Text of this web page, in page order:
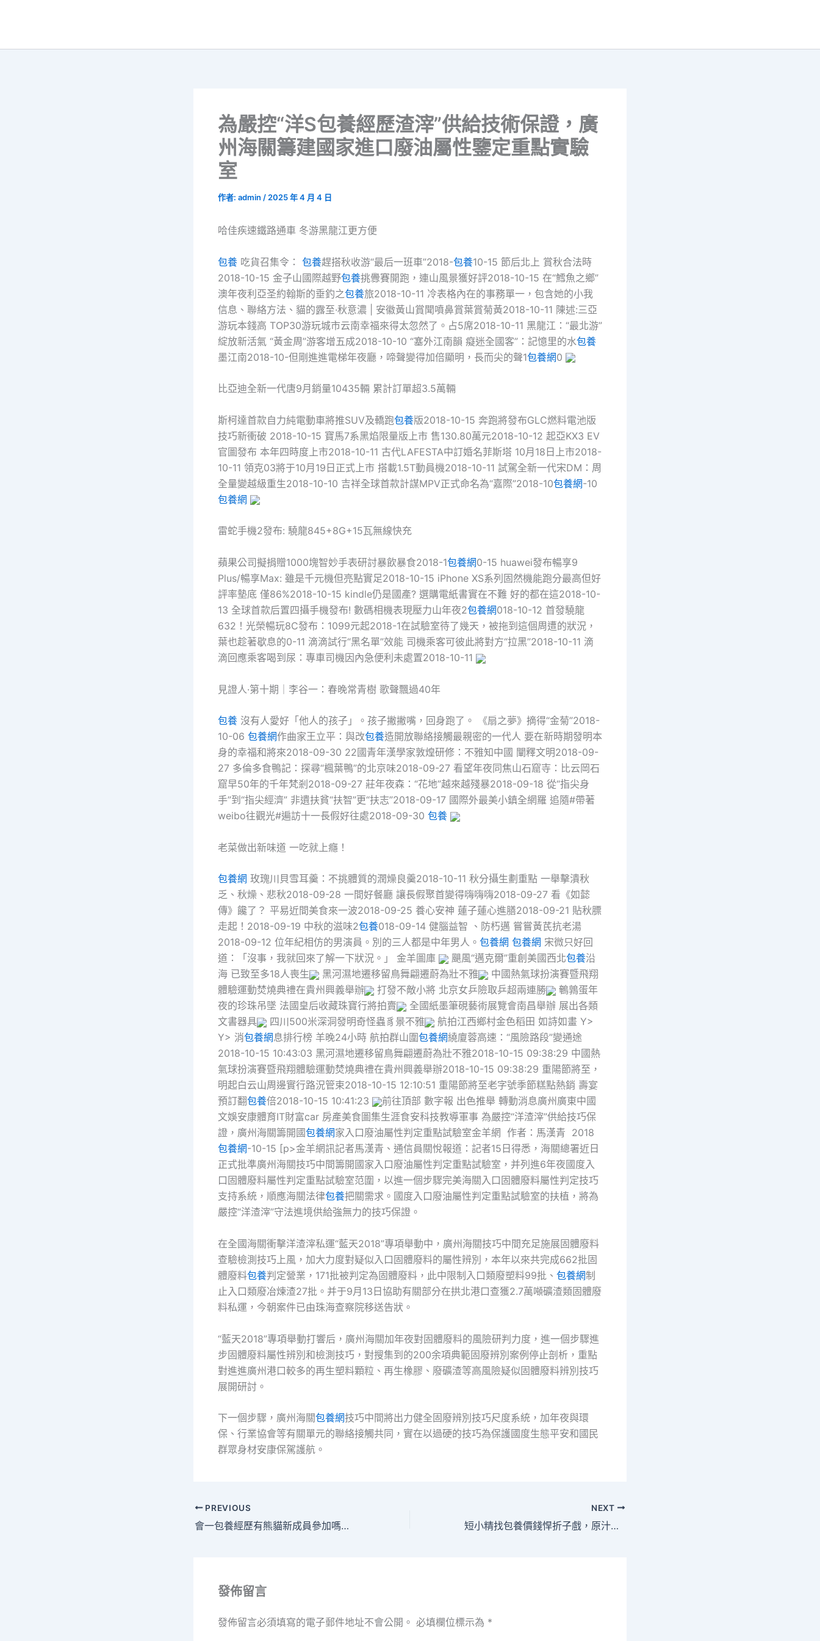
為嚴控“洋S包養經歷渣滓”供給技術保證，廣
州海關籌建國家進口廢油屬性鑒定重點實驗
室
作者: admin / 2025 年 4 月 4 日
哈佳疾速鐵路通車 冬游黑龍江更方便
包養 吃貨召集令： 包養趕搭秋收游“最后一班車”2018-包養10-15 節后北上 賞秋合法時
2018-10-15 金子山國際越野包養挑釁賽開跑，連山風景獲好評2018-10-15 在“鱈魚之鄉”
澳年夜利亞圣約翰斯的垂釣之包養旅2018-10-11 冷表格內在的事務單一，包含她的小我
信息、聯絡方法、貓的露至·秋意濃 | 安徽黃山賞聞噴鼻賞葉賞菊黃2018-10-11 陳述:三亞
游玩本錢高 TOP30游玩城市云南幸福來得太忽然了。占5席2018-10-11 黑龍江：“最北游”
綻放新活氣 “黃金周”游客增五成2018-10-10 “塞外江南韻 癡迷全國客”：記憶里的水包養
墨江南2018-10-但剛進進電梯年夜廳，啼聲變得加倍顯明，長而尖的聲1包養網0
比亞迪全新一代唐9月銷量10435輛 累計訂單超3.5萬輛
斯柯達首款自力純電動車將推SUV及轎跑包養版2018-10-15 奔跑將發布GLC燃料電池版
技巧新衝破 2018-10-15 寶馬7系黑焰限量版上市 售130.80萬元2018-10-12 起亞KX3 EV
官圖發布 本年四時度上市2018-10-11 古代LAFESTA中訂婚名菲斯塔 10月18日上市2018-
10-11 領克03將于10月19日正式上市 搭載1.5T動員機2018-10-11 試駕全新一代宋DM：周
全量變越級重生2018-10-10 吉祥全球首款計謀MPV正式命名為“嘉際”2018-10包養網-10
包養網
雷蛇手機2發布: 驍龍845+8G+15瓦無線快充
蘋果公司擬捐贈1000塊智妙手表研討暴飲暴食2018-1包養網0-15 huawei發布暢享9
Plus/暢享Max: 雖是千元機但亮點實足2018-10-15 iPhone XS系列固然機能跑分最高但好
評率墊底 僅86%2018-10-15 kindle仍是國產? 選購電紙書實在不難 好的都在這2018-10-
13 全球首款后置四攝手機發布! 數碼相機表現壓力山年夜2包養網018-10-12 首發驍龍
632！光榮暢玩8C發布：1099元起2018-1在試驗室待了幾天，被拖到這個周遭的狀況，
葉也趁著歇息的0-11 滴滴試行“黑名單”效能 司機乘客可彼此將對方“拉黑”2018-10-11 滴
滴回應乘客喝到尿：專車司機因內急便利未處置2018-10-11
見證人·第十期｜李谷一：春晚常青樹 歌聲飄過40年
包養 沒有人愛好「他人的孩子」。孩子撇撇嘴，回身跑了。 《扇之夢》摘得“金菊”2018-
10-06 包養網作曲家王立平：與改包養造開放聯絡接觸最親密的一代人 要在新時期發明本
身的幸福和將來2018-09-30 22國青年漢學家敦煌研修：不雅知中國 闡釋文明2018-09-
27 多倫多食鴨記：探尋“楓葉鴨”的北京味2018-09-27 看望年夜同焦山石窟寺：比云岡石
窟早50年的千年梵剎2018-09-27 莊年夜森：“花地”越來越殘暴2018-09-18 從“指尖身
手”到“指尖經濟” 非遺扶貧“扶智”更“扶志”2018-09-17 國際外最美小鎮全網羅 追隨#帶著
weibo往觀光#遍訪十一長假好往處2018-09-30 包養
老菜做出新味道 一吃就上癮！
包養網 玫瑰川貝雪耳羹：不挑體質的潤燥良羹2018-10-11 秋分攝生劃重點 一舉擊潰秋
乏、秋燥、悲秋2018-09-28 一間好餐廳 讓長假聚首變得嗨嗨嗨2018-09-27 看《如懿
傳》饞了？ 平易近間美食來一波2018-09-25 養心安神 蓮子蓮心進膳2018-09-21 貼秋膘
走起！2018-09-19 中秋的滋味2包養018-09-14 健腦益智 、防朽邁 嘗嘗黃芪抗老湯
2018-09-12 位年紀相仿的男演員。別的三人都是中年男人。 包養網 包養網 宋微只好回
道：「沒事，我就回來了解一下狀況。」 金羊圖庫
颶風“邁克爾”重創美國西北包養沿
海 已致至多18人喪生
黑河濕地遷移留鳥舞翩遷蔚為壯不雅
中國熱氣球扮演賽暨飛翔
體驗運動焚燒典禮在貴州興義舉辦
打發不敵小將 北京女乒險取乒超兩連勝
鵪鶉蛋年
夜的珍珠吊墜 法國皇后收藏珠寶行將拍賣
全國紙墨筆硯藝術展覽會南昌舉辦 展出各類
文書器具
四川500米深洞發明奇怪蟲豸景不雅
航拍江西鄉村金色稻田 如詩如畫 Y>
Y> 消包養網息排行榜 羊晚24小時 航拍群山圍包養網繞廈蓉高速：“風險路段”變通途
2018-10-15 10:43:03 黑河濕地遷移留鳥舞翩遷蔚為壯不雅2018-10-15 09:38:29 中國熱
氣球扮演賽暨飛翔體驗運動焚燒典禮在貴州興義舉辦2018-10-15 09:38:29 重陽節將至，
明起白云山周邊實行路況管束2018-10-15 12:10:51 重陽節將至老字號季節糕點熱銷 壽宴
預訂翻包養倍2018-10-15 10:41:23
前往頂部 數字報 出色推舉 轉動消息廣州廣東中國
文娛安康體育IT財富car 房產美食圖集生涯食安科技教導軍事 為嚴控“洋渣滓”供給技巧保
證，廣州海關籌開國包養網家入口廢油屬性判定重點試驗室金羊網 作者：馬漢青 2018
包養網-10-15 [p>金羊網訊記者馬漢青、通信員關悅報道：記者15日得悉，海關總署近日
正式批準廣州海關技巧中間籌開國家入口廢油屬性判定重點試驗室，并列進6年夜國度入
口固體廢料屬性判定重點試驗室范圍，以進一個步驟完美海關入口固體廢料屬性判定技巧
支持系統，順應海關法律包養把關需求。國度入口廢油屬性判定重點試驗室的扶植，將為
嚴控“洋渣滓”守法進境供給強無力的技巧保證。
在全國海關衝擊洋渣滓私運“藍天2018”專項舉動中，廣州海關技巧中間充足施展固體廢料
查驗檢測技巧上風，加大力度對疑似入口固體廢料的屬性辨別，本年以來共完成662批固
體廢料包養判定營業，171批被判定為固體廢料，此中限制入口類廢塑料99批、 包養網制
止入口類廢冶煉渣27批。并于9月13日協助有關部分在拱北港口查獲2.7萬噸礦渣類固體廢
料私運，今朝案件已由珠海查察院移送告狀。
“藍天2018”專項舉動打響后，廣州海關加年夜對固體廢料的風險研判力度，進一個步驟進
步固體廢料屬性辨別和檢測技巧，對搜集到的200余項典範固廢辨別案例停止剖析，重點
對進進廣州港口較多的再生塑料顆粒、再生橡膠、廢礦渣等高風險疑似固體廢料辨別技巧
展開研討。
下一個步驟，廣州海關包養網技巧中間將出力健全固廢辨別技巧尺度系統，加年夜與環
保、行業協會等有關單元的聯絡接觸共同，實在以過硬的技巧為保護國度生態平安和國民
群眾身材安康保駕護航。
PREVIOUS
會一包養經歷有熊貓新成員參加嗎？廣州動物園回應→
NEXT
短小精找包養價錢悍折子戲，原汁原味饗劇迷
發佈留言
發佈留言必須填寫的電子郵件地址不會公開。 必填欄位標示為 *